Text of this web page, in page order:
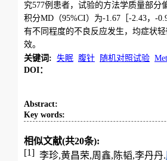
究577例患者，试验的方法学质量部分
积分MD（95%CI）为-1.67［-2.43，-
有不同程度的不良反应发生，均症状
效。
关键词 : 失眠 腹针 随机对照试验
DOI：
Abstract:
Key words:
相似文献(共20条):
[1] 李珍,黄昌荣,周鑫,陈韬,李丹丹.